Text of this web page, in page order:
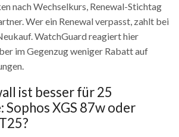
nach Wechselkurs, Renewal-Stichtag
Wer ein Renewal verpasst, zahlt bei
WatchGuard reagiert hier
im Gegenzug weniger Rabatt auf
ist besser für 25
XGS 87w oder